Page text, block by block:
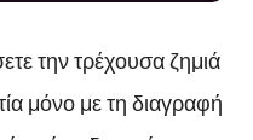
την τρέχουσα ζημιά
μόνο με τη διαγραφή